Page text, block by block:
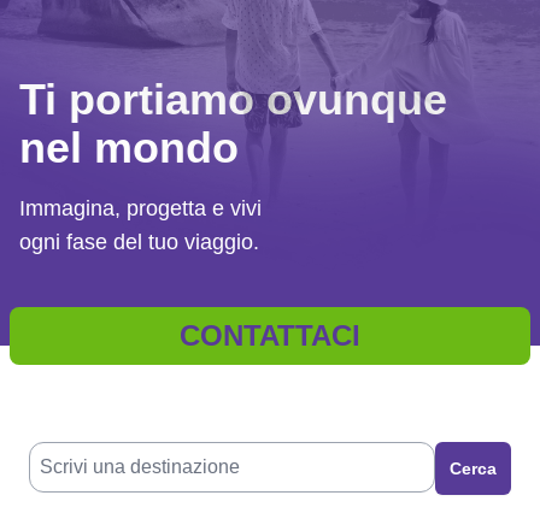
Ti portiamo ovunque
nel mondo
Immagina, progetta e vivi
ogni fase del tuo viaggio.
CONTATTACI
Cerca